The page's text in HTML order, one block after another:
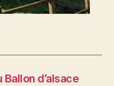
Ballon d’alsace